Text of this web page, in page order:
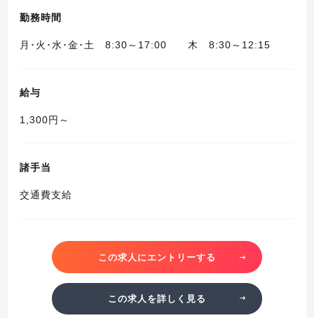
勤務時間
月･火･水･金･土 8:30～17:00 木 8:30～12:15
給与
1,300円～
諸手当
交通費支給
この求人にエントリーする
この求人を詳しく見る